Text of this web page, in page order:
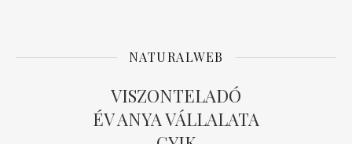
NATURALWEB
VISZONTELADÓ
ÉV ANYA VÁLLALATA